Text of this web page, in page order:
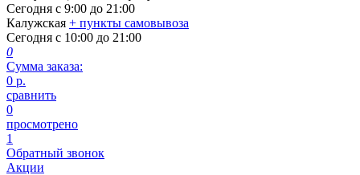
Сегодня с 9:00 до 21:00
Калужская + пункты самовывоза
Сегодня с 10:00 до 21:00
0
Сумма заказа:
0 р.
сравнить
0
просмотрено
1
Обратный звонок
Акции